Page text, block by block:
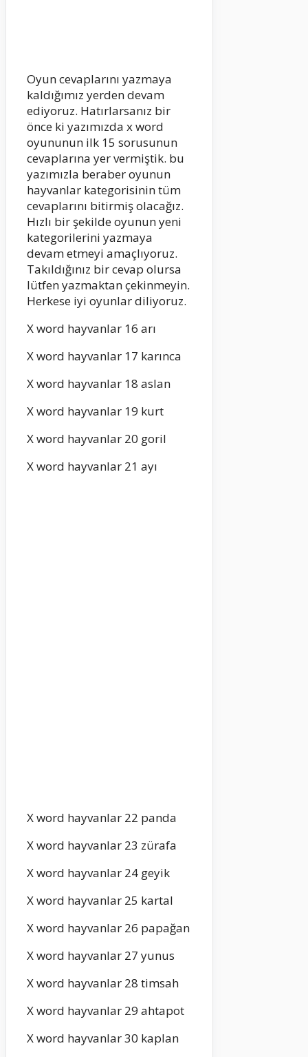
Oyun cevaplarını yazmaya
kaldığımız yerden devam
ediyoruz. Hatırlarsanız bir
önce ki yazımızda x word
oyununun ilk 15 sorusunun
cevaplarına yer vermiştik. bu
yazımızla beraber oyunun
hayvanlar kategorisinin tüm
cevaplarını bitirmiş olacağız.
Hızlı bir şekilde oyunun yeni
kategorilerini yazmaya
devam etmeyi amaçlıyoruz.
Takıldığınız bir cevap olursa
lütfen yazmaktan çekinmeyin.
Herkese iyi oyunlar diliyoruz.
X word hayvanlar 16 arı
X word hayvanlar 17 karınca
X word hayvanlar 18 aslan
X word hayvanlar 19 kurt
X word hayvanlar 20 goril
X word hayvanlar 21 ayı
X word hayvanlar 22 panda
X word hayvanlar 23 zürafa
X word hayvanlar 24 geyik
X word hayvanlar 25 kartal
X word hayvanlar 26 papağan
X word hayvanlar 27 yunus
X word hayvanlar 28 timsah
X word hayvanlar 29 ahtapot
X word hayvanlar 30 kaplan